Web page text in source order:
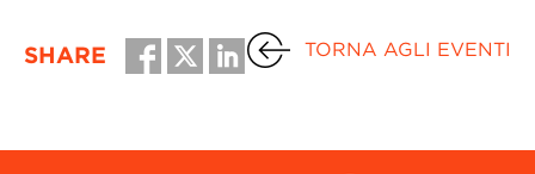
SHARE TORNA AGLI EVENTI